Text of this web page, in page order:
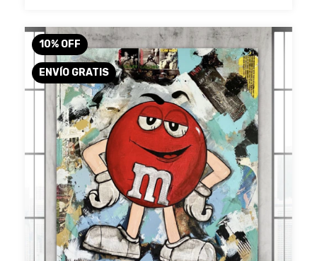
10% OFF
ENVÍO GRATIS